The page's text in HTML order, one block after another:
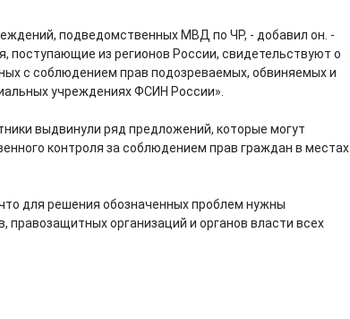
подведомственных МВД по ЧР, - добавил он. -
из регионов России, свидетельствуют о
с соблюдением прав подозреваемых, обвиняемых и
учреждениях ФСИН России».
выдвинули ряд предложений, которые могут
контроля за соблюдением прав граждан в местах
для решения обозначенных проблем нужны
правозащитных организаций и органов власти всех